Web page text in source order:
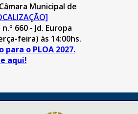
Municipal de
660 - Jd. Europa
feira) às 14:00hs.
para o PLOA 2027.
aqui!